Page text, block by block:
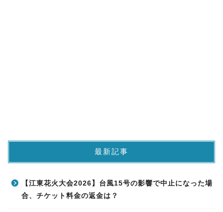
最新記事
【江東花火大会2026】台風15号の影響で中止になった場
合、チケット料金の返金は？